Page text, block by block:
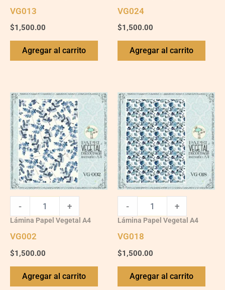
VG013
$1,500.00
Agregar al carrito
VG024
$1,500.00
Agregar al carrito
VG002
quantity
- +
Lámina Papel Vegetal A4
VG002
$1,500.00
Agregar al carrito
VG018
quantity
- +
Lámina Papel Vegetal A4
VG018
$1,500.00
Agregar al carrito